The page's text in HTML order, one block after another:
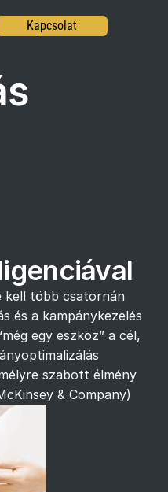
Kapcsolat
kell több csatornán
és a kampánykezelés
egy eszköz” a cél,
szabott élmény
& Company)